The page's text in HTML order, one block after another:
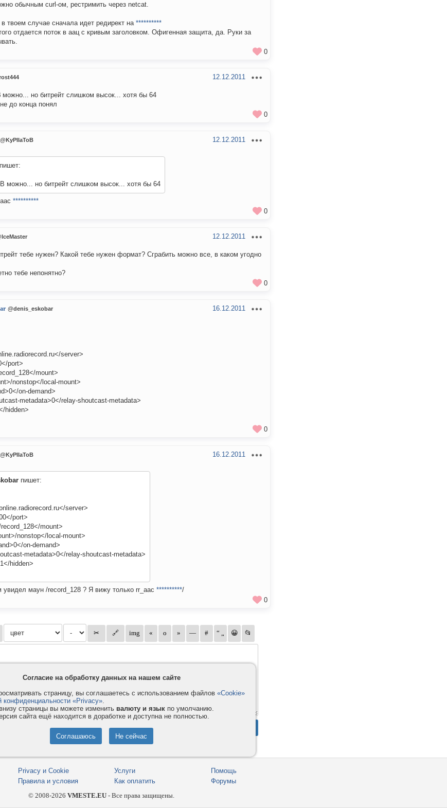
обычным curl-ом, рестримить через netcat.
в твоем случае сначала идет редирект на **********
отдается поток в аац с кривым заголовком. Офигенная защита, да. Руки за
0
12.12.2011
можно... но битрейт слишком высок... хотя бы 64
не до конца понял
0
@KyPIIaToB 12.12.2011
можно... но битрейт слишком высок... хотя бы 64
**********
0
12.12.2011
тебе нужен? Какой тебе нужен формат? Сграбить можно все, в каком угодно
тебе непонятно?
0
@denis_eskobar 16.12.2011
server>
port>
mount>
nonstop</local-mount>
on-demand>
metadata>0</relay-shoutcast-metadata>
hidden>
0
@KyPIIaToB 16.12.2011
пишет:
server>
port>
mount>
nonstop</local-mount>
on-demand>
metadata>0</relay-shoutcast-metadata>
hidden>
увидел маун /record_128 ? Я вижу только rr_aac **********/
0
Privacy и Cookie
Правила и условия
Услуги
Как оплатить
Помощь
Форумы
© 2008-2026 VMESTE.EU - Все права защищены.
Согласие на обработку данных на нашем сайте
страницу, вы соглашаетесь с использованием файлов «Cookie»
конфиденциальности «Privacy».
страницы вы можете изменить валюту и язык по умолчанию.
сайта ещё находится в доработке и доступна не полностью.